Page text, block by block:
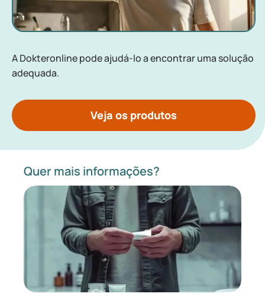
A Dokteronline pode ajudá-lo a encontrar uma solução
adequada.
Veja os produtos
Quer mais informações?